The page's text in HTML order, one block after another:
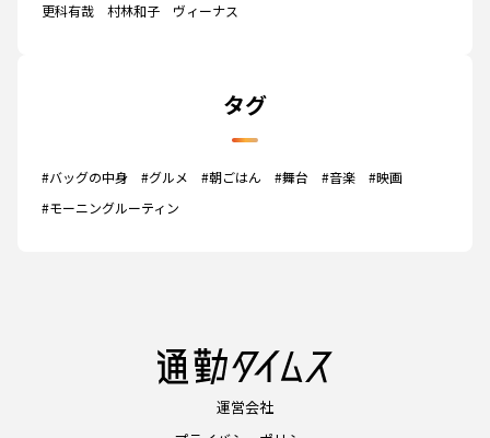
更科有哉
村林和子 ヴィーナス
タグ
#バッグの中身 #グルメ #朝ごはん #舞台 #音楽
#映画
#モーニングルーティン
運営会社